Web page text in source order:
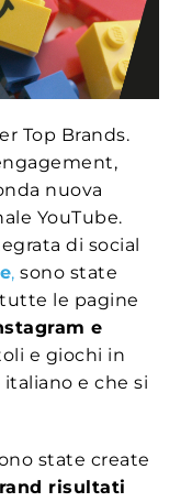
Top Brands.
nuova
YouTube.
di social
, sono state
le pagine
e
e giochi in
e che si
state create
risultati